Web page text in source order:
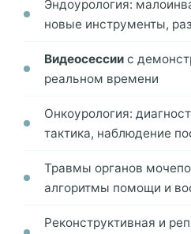
Эндоурология:
новые инструменты,
Видеосессии с
реальном времени
Онкоурология:
тактика, наблюдение
Травмы органов
алгоритмы помощи и
Реконструктивная и